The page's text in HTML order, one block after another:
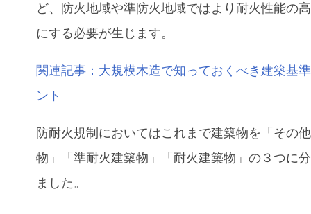
ど、防火地域や準防火地域ではより耐火性能の
にする必要が生じます。
関連記事：大規模木造で知っておくべき建築基
ント
防耐火規制においてはこれまで建築物を「その
物」「準耐火建築物」「耐火建築物」の３つに
ました。